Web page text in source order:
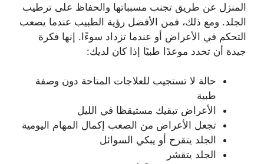
المنزل عن طريق تجنب مسبباتها والحفاظ على ترطيب
الجلد. ومع ذلك، فمن الأفضل رؤية الطبيب عندما يصعب
التحكم في الأعراض أو عندما تزداد سوءًا. إنها فكرة
جيدة أن تحدد موعدًا طبيًا إذا كان لديك:
حالة لا تستجيب للعلاجات المتاحة دون وصفة
طبية
الأعراض تبقيك مستيقظا في الليل
تجعل الأعراض من الصعب إكمال المهام اليومية
الجلد يتقرح أو يبكي السوائل
الجلد يتقشر